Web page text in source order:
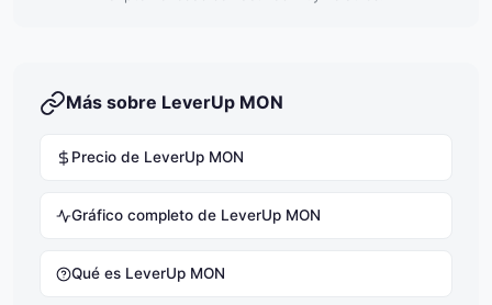
Más sobre LeverUp MON
Precio de LeverUp MON
Gráfico completo de LeverUp MON
Qué es LeverUp MON